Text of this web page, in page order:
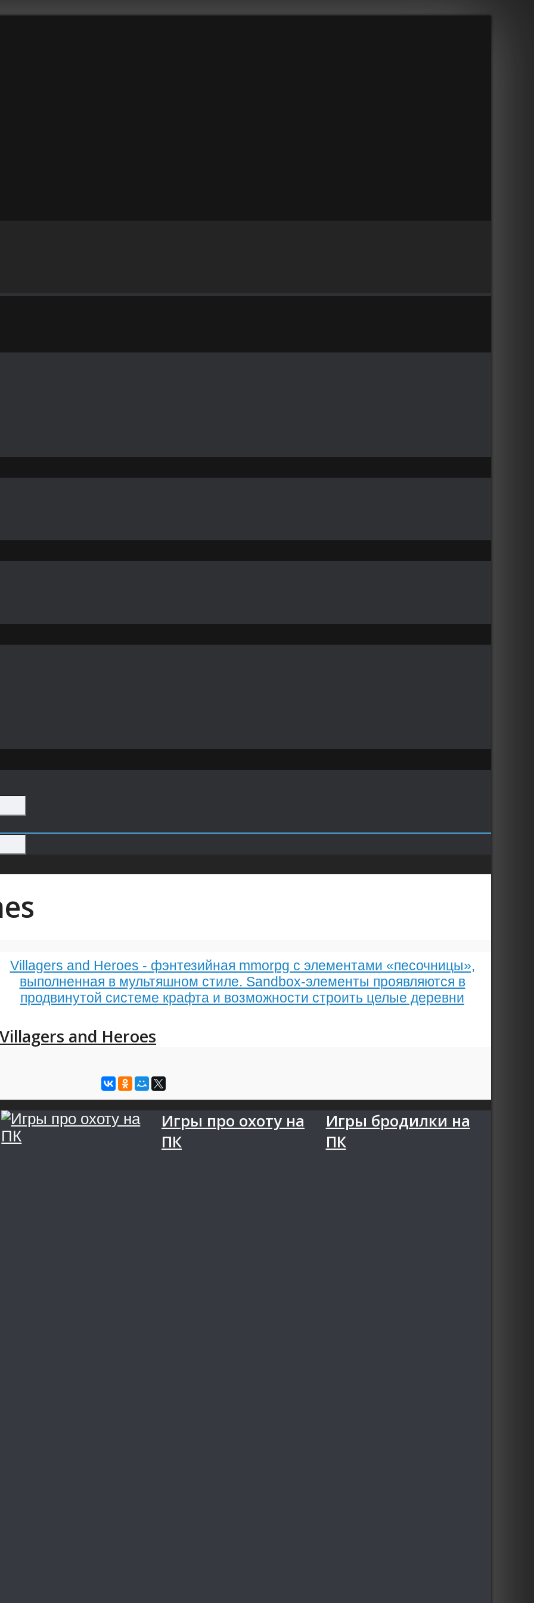
Villagers and Heroes - фэнтезийная mmorpg с элементами «песочницы»,
выполненная в мультяшном стиле. Sandbox-элементы проявляются в
продвинутой системе крафта и возможности строить целые деревни
Villagers and Heroes
Игры про охоту на
ПК
Игры бродилки на
ПК